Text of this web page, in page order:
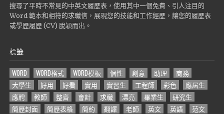
搜尋了平時不常見的中英文履歷表，使用其中一個免費、引人注目的
Word 範本和相符的求職信，展現您的技能和工作經歷，讓您的履歷表
或學歷履歷 (CV) 脫穎而出。
標籤
WORD WORD格式 WORD模板 個性 創意 助理
商務
大學生
好用 好看 實用 實習生 工程師 彩色
應屆生
應聘
教師 整齊 會計 求職 漂亮 畢業生
研究生
簡歷封面
簡歷表格 簡約 翻譯 老師 英文 英語
范文